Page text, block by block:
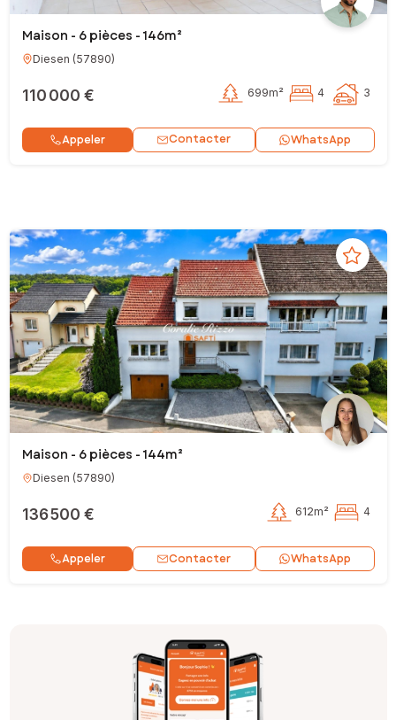
Maison - 6 pièces - 146m²
Diesen (57890)
110 000 € 699m² 4 3
Appeler Contacter WhatsApp
Maison - 6 pièces - 144m²
Diesen (57890)
136 500 € 612m² 4
Appeler Contacter WhatsApp